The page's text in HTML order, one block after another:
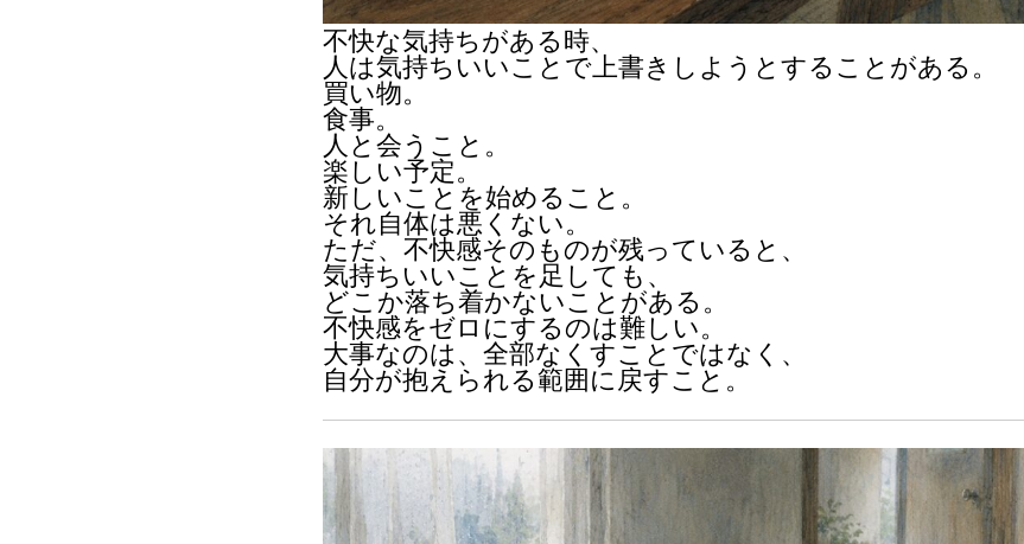
不快な気持ちがある時、
人は気持ちいいことで上書きしようとすることがある。
買い物。
食事。
人と会うこと。
楽しい予定。
新しいことを始めること。
それ自体は悪くない。
ただ、不快感そのものが残っていると、
気持ちいいことを足しても、
どこか落ち着かないことがある。
不快感をゼロにするのは難しい。
大事なのは、全部なくすことではなく、
自分が抱えられる範囲に戻すこと。